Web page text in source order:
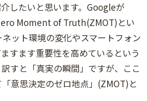
したいと思います。Googleが
Moment of Truth(ZMOT)とい
ット環境の変化やスマートフォン
すます重要性を高めているという
すと「真実の瞬間」ですが、ここ
意思決定のゼロ地点」(ZMOT)と